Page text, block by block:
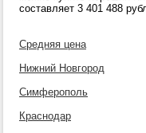
составляет 3 401 488
Средняя цена
Нижний Новгород
Симферополь
Краснодар